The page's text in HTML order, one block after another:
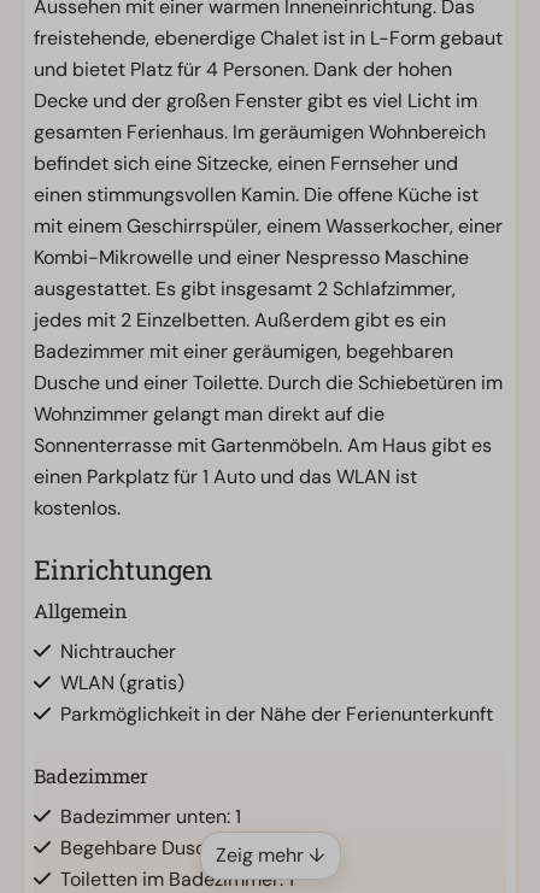
Aussehen mit einer warmen Inneneinrichtung. Das
freistehende, ebenerdige Chalet ist in L-Form gebaut
und bietet Platz für 4 Personen. Dank der hohen
Decke und der großen Fenster gibt es viel Licht im
gesamten Ferienhaus. Im geräumigen Wohnbereich
befindet sich eine Sitzecke, einen Fernseher und
einen stimmungsvollen Kamin. Die offene Küche ist
mit einem Geschirrspüler, einem Wasserkocher, einer
Kombi-Mikrowelle und einer Nespresso Maschine
ausgestattet. Es gibt insgesamt 2 Schlafzimmer,
jedes mit 2 Einzelbetten. Außerdem gibt es ein
Badezimmer mit einer geräumigen, begehbaren
Dusche und einer Toilette. Durch die Schiebetüren im
Wohnzimmer gelangt man direkt auf die
Sonnenterrasse mit Gartenmöbeln. Am Haus gibt es
einen Parkplatz für 1 Auto und das WLAN ist
kostenlos.
Einrichtungen
Allgemein
Nichtraucher
WLAN (gratis)
Parkmöglichkeit in der Nähe der Ferienunterkunft
Badezimmer
Badezimmer unten: 1
Begehbare Dusche
Toiletten im Badezimmer: 1
Zeig mehr ↓